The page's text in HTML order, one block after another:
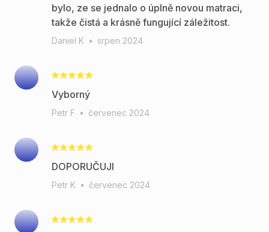
bylo, ze se jednalo o úplně novou matraci,
takže čistá a krásně fungující záležitost.
Daniel K • srpen 2024
Vyborný
Petr F • červenec 2024
DOPORUČUJI
Petr K • červenec 2024